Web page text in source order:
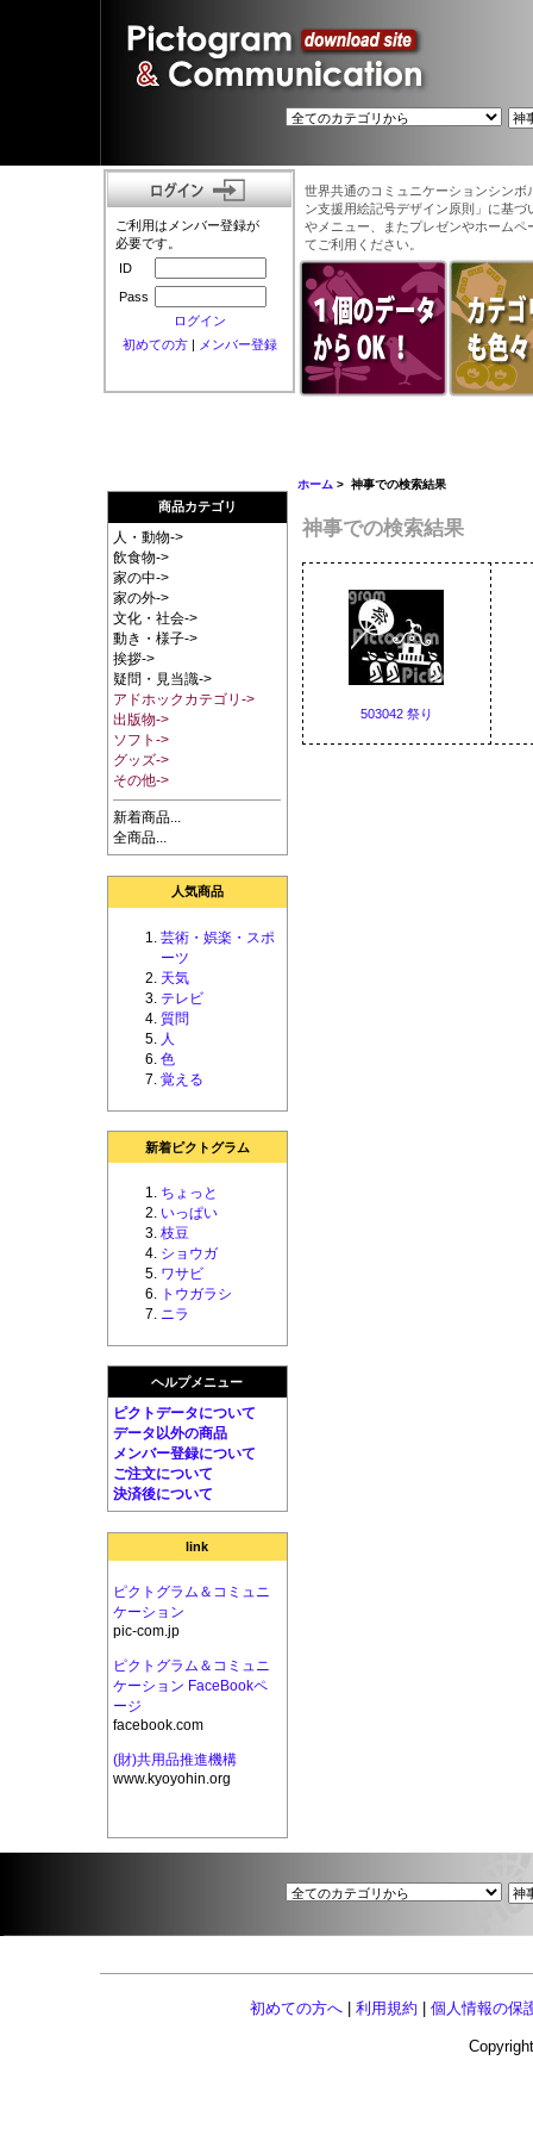
ご利用はメンバー登録が
必要です。
ID
Pass
ログイン
初めての方| メンバー登録
世界共通のコミュニケーションシン
ン支援用絵記号デザイン原則」に基
やメニュー、またプレゼンやホーム
てご利用ください。
商品カテゴリ
人・動物->
飲食物->
家の中->
家の外->
文化・社会->
動き・様子->
挨拶->
疑問・見当識->
アドホックカテゴリ->
出版物->
ソフト->
グッズ->
その他->
新着商品...
全商品...
人気商品
芸術・娯楽・スポ
ーツ
天気
テレビ
質問
人
色
覚える
新着ピクトグラム
ちょっと
いっぱい
枝豆
ショウガ
ワサビ
トウガラシ
ニラ
ヘルプメニュー
ピクトデータについて
データ以外の商品
メンバー登録について
ご注文について
決済後について
link
ピクトグラム＆コミュニ
ケーション
pic-com.jp
ピクトグラム＆コミュニ
ケーション FaceBookペ
ージ
facebook.com
(財)共用品推進機構
www.kyoyohin.org
ホーム > 神事での検索結果
神事での検索結果
503042 祭り
初めての方へ 利用規約 個人情報の保